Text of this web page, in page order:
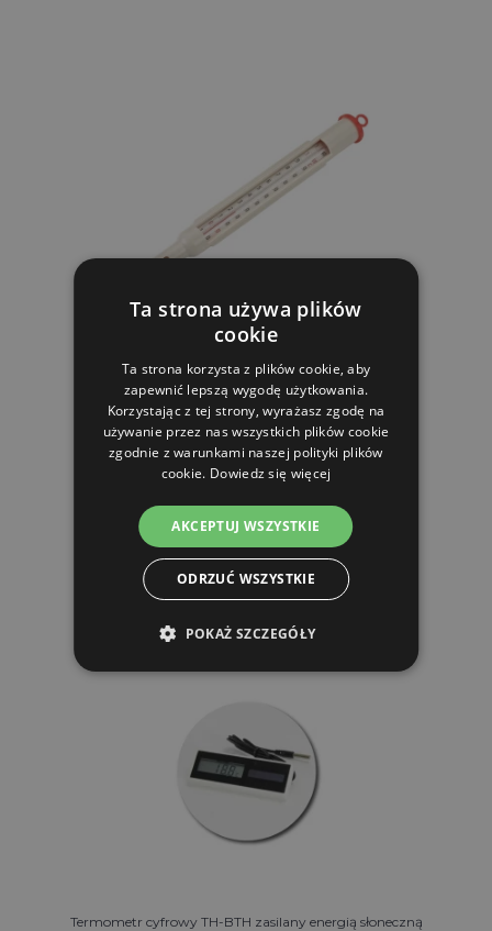
70.76 zl
W MAGAZYNIE
DO KOSZYKA
Termometr cyfrowy TH-BTH zasilany energią słoneczną
Ta strona używa plików
cookie
Ta strona korzysta z plików cookie, aby
zapewnić lepszą wygodę użytkowania.
Korzystając z tej strony, wyrażasz zgodę na
używanie przez nas wszystkich plików cookie
zgodnie z warunkami naszej polityki plików
cookie. Dowiedz się więcej
AKCEPTUJ WSZYSTKIE
ODRZUĆ WSZYSTKIE
POKAŻ SZCZEGÓŁY